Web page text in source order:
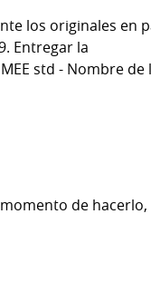
los originales en
Entregar la
std - Nombre de
de hacerlo,